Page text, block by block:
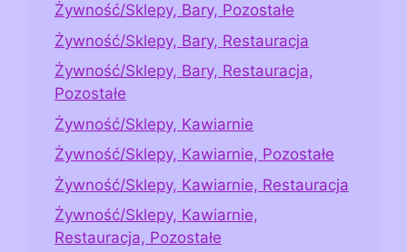
Żywność/Sklepy, Bary, Pozostałe
Żywność/Sklepy, Bary, Restauracja
Żywność/Sklepy, Bary, Restauracja,
Pozostałe
Żywność/Sklepy, Kawiarnie
Żywność/Sklepy, Kawiarnie, Pozostałe
Żywność/Sklepy, Kawiarnie, Restauracja
Żywność/Sklepy, Kawiarnie,
Restauracja, Pozostałe